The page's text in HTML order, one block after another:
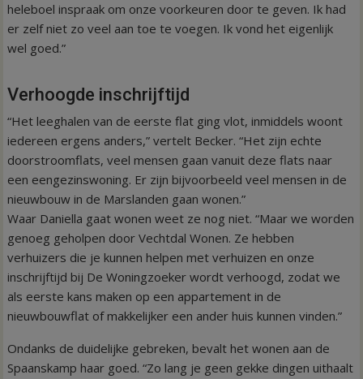
heleboel inspraak om onze voorkeuren door te geven. Ik had
er zelf niet zo veel aan toe te voegen. Ik vond het eigenlijk
wel goed.”
Verhoogde inschrijftijd
“Het leeghalen van de eerste flat ging vlot, inmiddels woont
iedereen ergens anders,” vertelt Becker. “Het zijn echte
doorstroomflats, veel mensen gaan vanuit deze flats naar
een eengezinswoning. Er zijn bijvoorbeeld veel mensen in de
nieuwbouw in de Marslanden gaan wonen.”
Waar Daniella gaat wonen weet ze nog niet. “Maar we worden
genoeg geholpen door Vechtdal Wonen. Ze hebben
verhuizers die je kunnen helpen met verhuizen en onze
inschrijftijd bij De Woningzoeker wordt verhoogd, zodat we
als eerste kans maken op een appartement in de
nieuwbouwflat of makkelijker een ander huis kunnen vinden.”
Ondanks de duidelijke gebreken, bevalt het wonen aan de
Spaanskamp haar goed. “Zo lang je geen gekke dingen uithaalt